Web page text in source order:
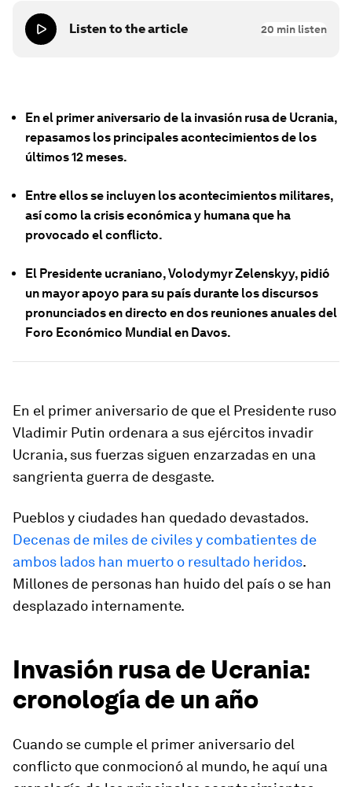
Listen to the article 20 min listen
En el primer aniversario de la invasión rusa de Ucrania,
repasamos los principales acontecimientos de los
últimos 12 meses.
Entre ellos se incluyen los acontecimientos militares,
así como la crisis económica y humana que ha
provocado el conflicto.
El Presidente ucraniano, Volodymyr Zelenskyy, pidió
un mayor apoyo para su país durante los discursos
pronunciados en directo en dos reuniones anuales del
Foro Económico Mundial en Davos.
En el primer aniversario de que el Presidente ruso
Vladimir Putin ordenara a sus ejércitos invadir
Ucrania, sus fuerzas siguen enzarzadas en una
sangrienta guerra de desgaste.
Pueblos y ciudades han quedado devastados.
Decenas de miles de civiles y combatientes de
ambos lados han muerto o resultado heridos.
Millones de personas han huido del país o se han
desplazado internamente.
Invasión rusa de Ucrania:
cronología de un año
Cuando se cumple el primer aniversario del
conflicto que conmocionó al mundo, he aquí una